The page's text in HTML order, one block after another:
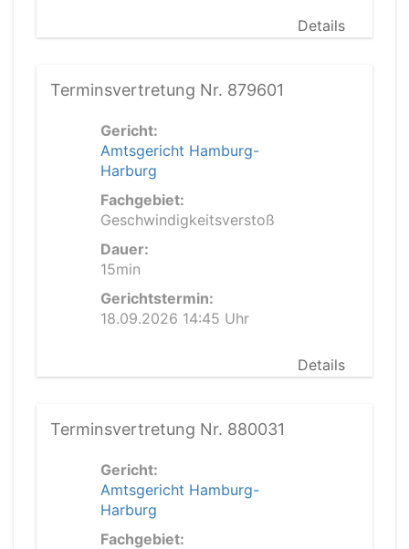
Details
Terminsvertretung Nr. 879601
Gericht:
Amtsgericht Hamburg-
Harburg
Fachgebiet:
Geschwindigkeitsverstoß
Dauer:
15min
Gerichtstermin:
18.09.2026 14:45 Uhr
Details
Terminsvertretung Nr. 880031
Gericht:
Amtsgericht Hamburg-
Harburg
Fachgebiet: